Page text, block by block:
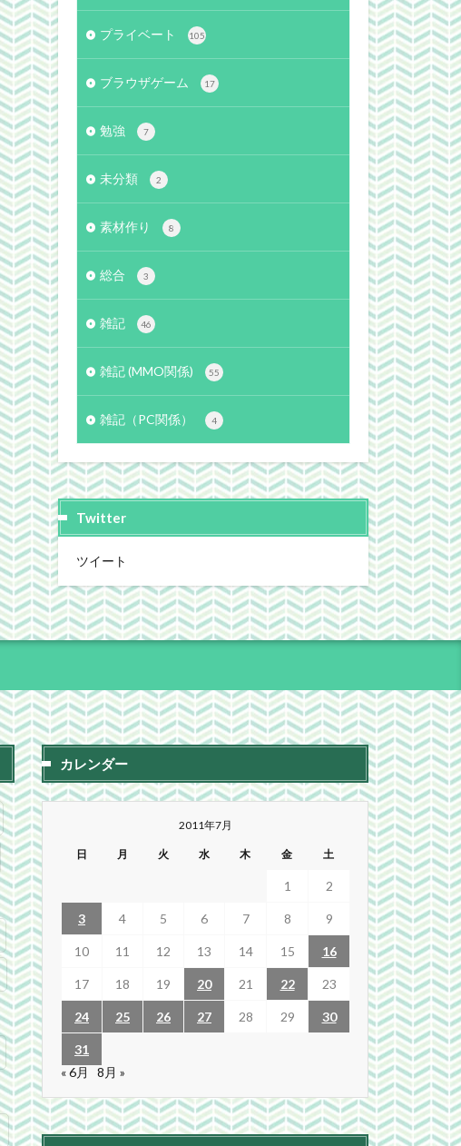
プライベート 105
ブラウザゲーム 17
勉強 7
未分類 2
素材作り 8
総合 3
雑記 46
雑記 (MMO関係) 55
雑記（PC関係） 4
Twitter
ツイート
カレンダー
2011年7月
日 月 火 水 木 金 土
1 2
3 4 5 6 7 8 9
10 11 12 13 14 15 16
17 18 19 20 21 22 23
24 25 26 27 28 29 30
31
« 6月
8月 »